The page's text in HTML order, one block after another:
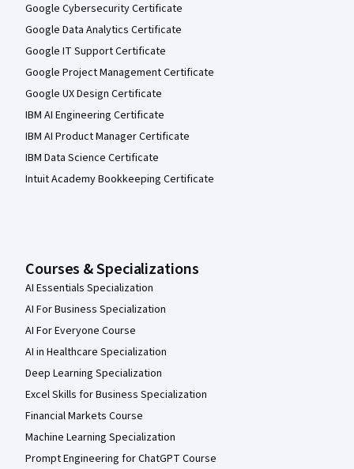
Google Cybersecurity Certificate
Google Data Analytics Certificate
Google IT Support Certificate
Google Project Management Certificate
Google UX Design Certificate
IBM AI Engineering Certificate
IBM AI Product Manager Certificate
IBM Data Science Certificate
Intuit Academy Bookkeeping Certificate
Courses & Specializations
AI Essentials Specialization
AI For Business Specialization
AI For Everyone Course
AI in Healthcare Specialization
Deep Learning Specialization
Excel Skills for Business Specialization
Financial Markets Course
Machine Learning Specialization
Prompt Engineering for ChatGPT Course